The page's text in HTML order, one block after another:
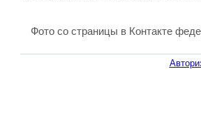
Фото со страницы в Контакте